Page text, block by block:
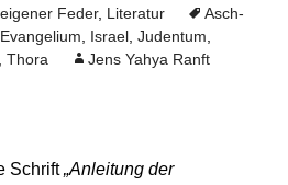
Feder, Literatur
Asch-
Evangelium Israel Judentum
Thora Jens Yahya Ranft
Schrift„Anleitung der